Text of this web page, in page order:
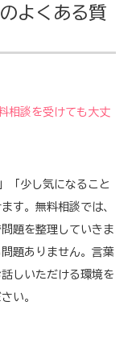
よくある質
相談を受けても大丈
「少し気になること
す。無料相談では、
題を整理していきま
題ありません。言葉
しいただける環境を
い。